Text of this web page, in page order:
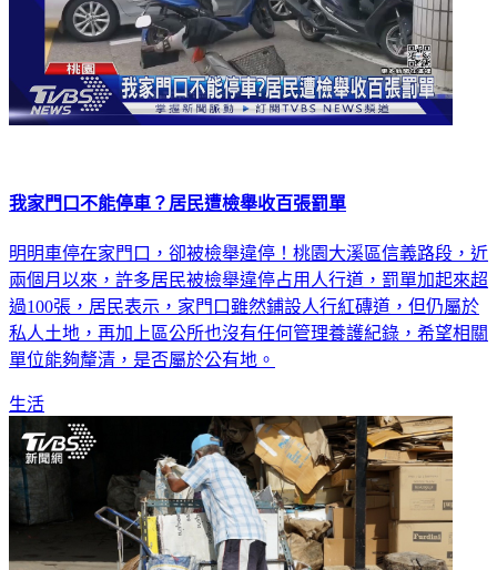
我家門口不能停車？居民遭檢舉收百張罰單
明明車停在家門口，卻被檢舉違停！桃園大溪區信義路段，近
兩個月以來，許多居民被檢舉違停占用人行道，罰單加起來超
過100張，居民表示，家門口雖然鋪設人行紅磚道，但仍屬於
私人土地，再加上區公所也沒有任何管理養護紀錄，希望相關
單位能夠釐清，是否屬於公有地。
生活